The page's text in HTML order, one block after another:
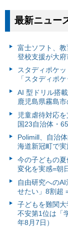
最新ニュー
富⼠ソフト、
登校支援が大府
スタディポケ
「スタディポ
AI 型ドリル搭
鹿児島県霧島
児童虐待対応
国23自治体・
Polimill、自治
海道新冠町で実
今の子どもの
変化を実感=朝
自由研究への
せたい」8割超
子どもを難関
不安第1位は「
年8月7日）